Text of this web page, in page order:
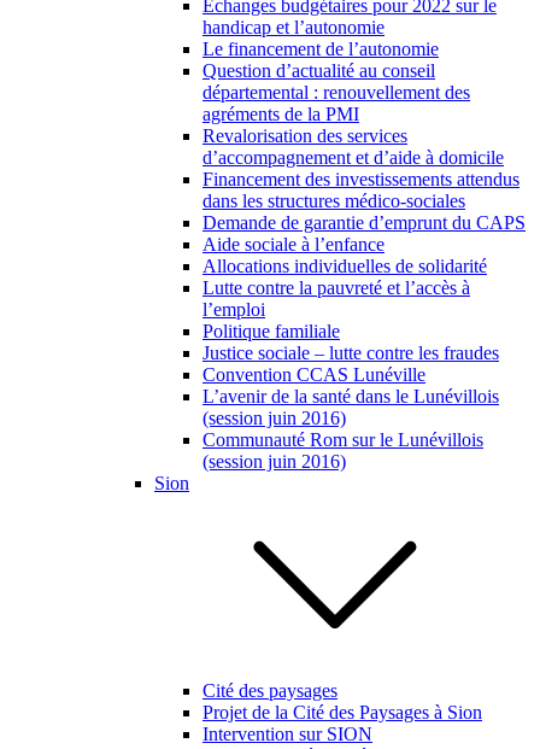
Échanges budgétaires pour 2022 sur le
handicap et l’autonomie
Le financement de l’autonomie
Question d’actualité au conseil
départemental : renouvellement des
agréments de la PMI
Revalorisation des services
d’accompagnement et d’aide à domicile
Financement des investissements attendus
dans les structures médico-sociales
Demande de garantie d’emprunt du CAPS
Aide sociale à l’enfance
Allocations individuelles de solidarité
Lutte contre la pauvreté et l’accès à
l’emploi
Politique familiale
Justice sociale – lutte contre les fraudes
Convention CCAS Lunéville
L’avenir de la santé dans le Lunévillois
(session juin 2016)
Communauté Rom sur le Lunévillois
(session juin 2016)
Sion
Cité des paysages
Projet de la Cité des Paysages à Sion
Intervention sur SION